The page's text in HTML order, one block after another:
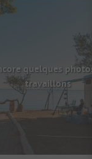
quelques
travaillons